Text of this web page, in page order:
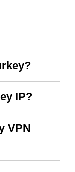
IP?
VPN